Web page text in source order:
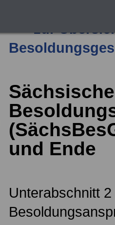
>>>zur
und Ende
Unterabschnitt 2